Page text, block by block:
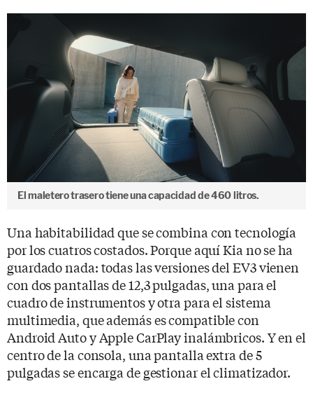
El maletero trasero tiene una capacidad de 460 litros.
Una habitabilidad que se combina con tecnología
por los cuatros costados. Porque aquí Kia no se ha
guardado nada: todas las versiones del EV3 vienen
con dos pantallas de 12,3 pulgadas, una para el
cuadro de instrumentos y otra para el sistema
multimedia, que además es compatible con
Android Auto y Apple CarPlay inalámbricos. Y en el
centro de la consola, una pantalla extra de 5
pulgadas se encarga de gestionar el climatizador.